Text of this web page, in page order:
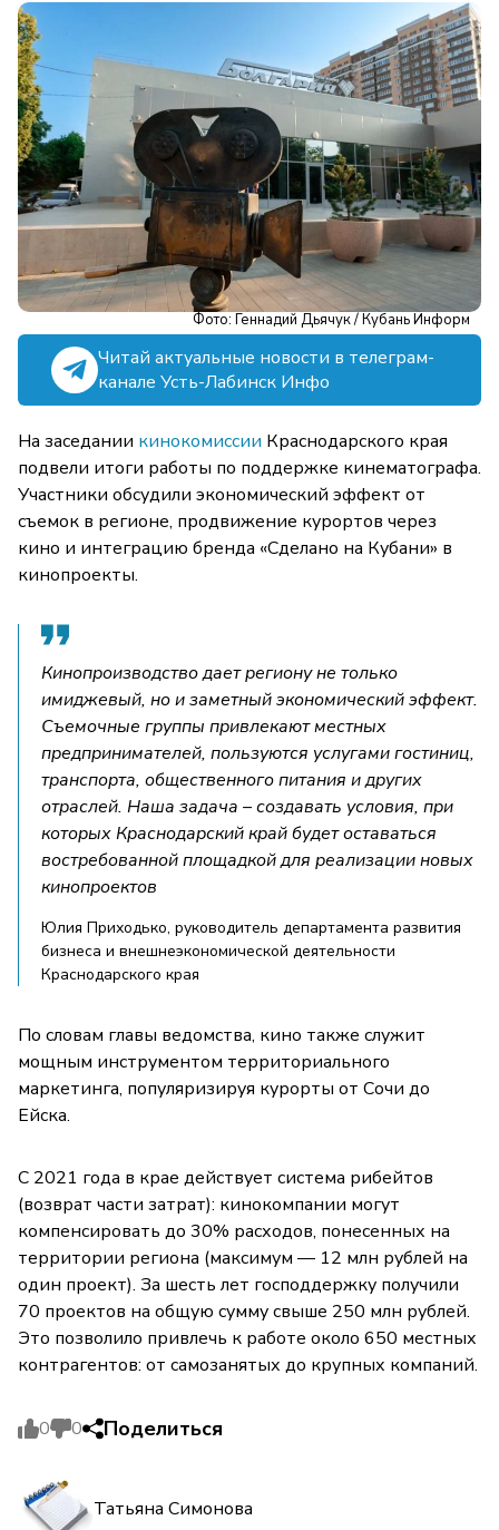
Фото: Геннадий Дьячук / Кубань Информ
Читай актуальные новости в телеграм-
канале Усть-Лабинск Инфо
На заседании кинокомиссии Краснодарского края
подвели итоги работы по поддержке кинематографа.
Участники обсудили экономический эффект от
съемок в регионе, продвижение курортов через
кино и интеграцию бренда «Сделано на Кубани» в
кинопроекты.
Кинопроизводство дает региону не только
имиджевый, но и заметный экономический эффект.
Съемочные группы привлекают местных
предпринимателей, пользуются услугами гостиниц,
транспорта, общественного питания и других
отраслей. Наша задача – создавать условия, при
которых Краснодарский край будет оставаться
востребованной площадкой для реализации новых
кинопроектов
Юлия Приходько, руководитель департамента развития
бизнеса и внешнеэкономической деятельности
Краснодарского края
По словам главы ведомства, кино также служит
мощным инструментом территориального
маркетинга, популяризируя курорты от Сочи до
Ейска.
С 2021 года в крае действует система рибейтов
(возврат части затрат): кинокомпании могут
компенсировать до 30% расходов, понесенных на
территории региона (максимум — 12 млн рублей на
один проект). За шесть лет господдержку получили
70 проектов на общую сумму свыше 250 млн рублей.
Это позволило привлечь к работе около 650 местных
контрагентов: от самозанятых до крупных компаний.
0 0 Поделиться
Татьяна Симонова